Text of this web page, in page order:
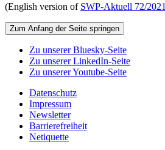
(English version of SWP‑Aktuell 72/2021
Zum Anfang der Seite springen
Zu unserer Bluesky-Seite
Zu unserer LinkedIn-Seite
Zu unserer Youtube-Seite
Datenschutz
Impressum
Newsletter
Barrierefreiheit
Netiquette